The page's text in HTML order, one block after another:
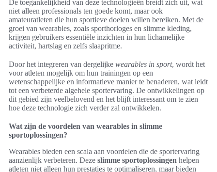
De toegankelijkheid van deze technologieën breidt zich uit, wat
niet alleen professionals ten goede komt, maar ook
amateuratleten die hun sportieve doelen willen bereiken. Met de
groei van wearables, zoals sporthorloges en slimme kleding,
krijgen gebruikers essentiële inzichten in hun lichamelijke
activiteit, hartslag en zelfs slaapritme.
Door het integreren van dergelijke wearables in sport, wordt het
voor atleten mogelijk om hun trainingen op een
wetenschappelijke en informatieve manier te benaderen, wat leidt
tot een verbeterde algehele sportervaring. De ontwikkelingen op
dit gebied zijn veelbelovend en het blijft interessant om te zien
hoe deze technologie zich verder zal ontwikkelen.
Wat zijn de voordelen van wearables in slimme
sportoplossingen?
Wearables bieden een scala aan voordelen die de sportervaring
aanzienlijk verbeteren. Deze slimme sportoplossingen helpen
atleten niet alleen hun prestaties te optimaliseren, maar bieden